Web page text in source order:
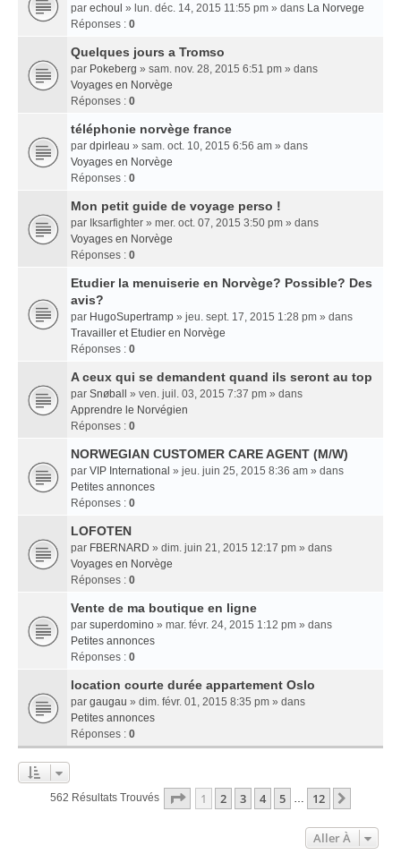
par echoul » lun. déc. 14, 2015 11:55 pm » dans La Norvege
Réponses : 0
Quelques jours a Tromso
par Pokeberg » sam. nov. 28, 2015 6:51 pm » dans
Voyages en Norvège
Réponses : 0
téléphonie norvège france
par dpirleau » sam. oct. 10, 2015 6:56 am » dans
Voyages en Norvège
Réponses : 0
Mon petit guide de voyage perso !
par Iksarfighter » mer. oct. 07, 2015 3:50 pm » dans
Voyages en Norvège
Réponses : 0
Etudier la menuiserie en Norvège? Possible? Des
avis?
par HugoSupertramp » jeu. sept. 17, 2015 1:28 pm » dans
Travailler et Etudier en Norvège
Réponses : 0
A ceux qui se demandent quand ils seront au top
par Snøball
» ven. juil. 03, 2015 7:37 pm » dans
Apprendre le Norvégien
Réponses : 0
NORWEGIAN CUSTOMER CARE AGENT (M/W)
par VIP International » jeu. juin 25, 2015 8:36 am » dans
Petites annonces
Réponses : 0
LOFOTEN
par FBERNARD » dim. juin 21, 2015 12:17 pm » dans
Voyages en Norvège
Réponses : 0
Vente de ma boutique en ligne
par superdomino » mar. févr. 24, 2015 1:12 pm » dans
Petites annonces
Réponses : 0
location courte durée appartement Oslo
par gaugau » dim. févr. 01, 2015 8:35 pm » dans
Petites annonces
Réponses : 0
562 Résultats Trouvés Page 1Sur
1 2 3 4 5 … 12
Aller À